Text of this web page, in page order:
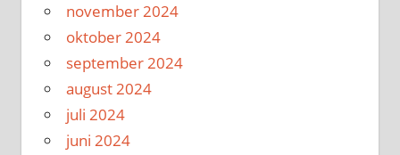
november 2024
oktober 2024
september 2024
august 2024
juli 2024
juni 2024